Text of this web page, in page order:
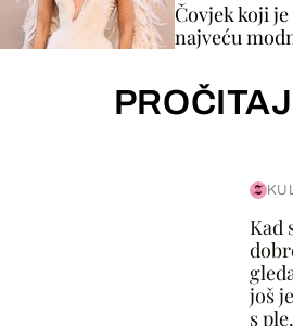
Čovjek koji
najveću
Kad
još
s